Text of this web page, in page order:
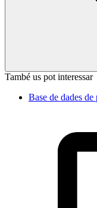
També us pot interessar
Base de dades